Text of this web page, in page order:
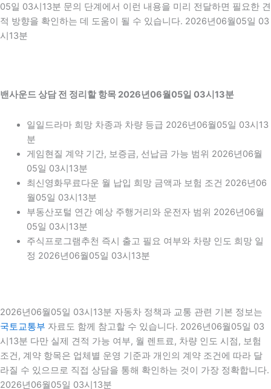
05일 03시13분 문의 단계에서 이런 내용을 미리 전달하면 필요한 견
적 방향을 확인하는 데 도움이 될 수 있습니다. 2026년06월05일 03
시13분
밴사운드 상담 전 정리할 항목 2026년06월05일 03시13분
일일드라마 희망 차종과 차량 등급 2026년06월05일 03시13
분
게임현질 계약 기간, 보증금, 선납금 가능 범위 2026년06월
05일 03시13분
최신영화무료다운 월 납입 희망 금액과 보험 조건 2026년06
월05일 03시13분
부동산포털 연간 예상 주행거리와 운전자 범위 2026년06월
05일 03시13분
주식프로그램추천 즉시 출고 필요 여부와 차량 인도 희망 일
정 2026년06월05일 03시13분
2026년06월05일 03시13분 자동차 정책과 교통 관련 기본 정보는
국토교통부 자료도 함께 참고할 수 있습니다. 2026년06월05일 03
시13분 다만 실제 견적 가능 여부, 월 렌트료, 차량 인도 시점, 보험
조건, 계약 항목은 업체별 운영 기준과 개인의 계약 조건에 따라 달
라질 수 있으므로 직접 상담을 통해 확인하는 것이 가장 정확합니다.
2026년06월05일 03시13분